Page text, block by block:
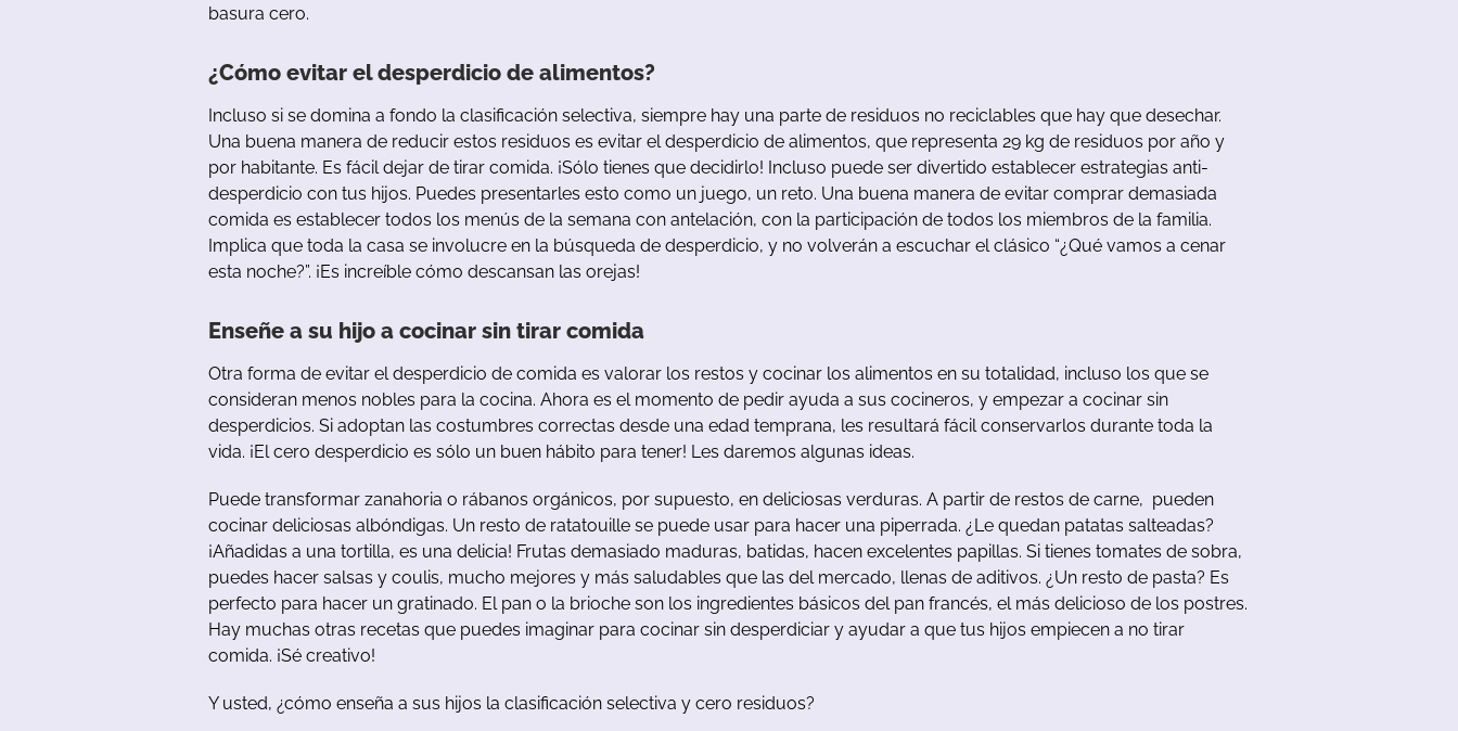
basura cero.
¿Cómo evitar el desperdicio de alimentos?
Incluso si se domina a fondo la clasificación selectiva, siempre hay una parte de residuos no reciclables que hay que desechar.
Una buena manera de reducir estos residuos es evitar el desperdicio de alimentos, que representa 29 kg de residuos por año y
por habitante. Es fácil dejar de tirar comida. ¡Sólo tienes que decidirlo! Incluso puede ser divertido establecer estrategias anti-
desperdicio con tus hijos. Puedes presentarles esto como un juego, un reto. Una buena manera de evitar comprar demasiada
comida es establecer todos los menús de la semana con antelación, con la participación de todos los miembros de la familia.
Implica que toda la casa se involucre en la búsqueda de desperdicio, y no volverán a escuchar el clásico “¿Qué vamos a cenar
esta noche?”. ¡Es increíble cómo descansan las orejas!
Enseñe a su hijo a cocinar sin tirar comida
Otra forma de evitar el desperdicio de comida es valorar los restos y cocinar los alimentos en su totalidad, incluso los que se
consideran menos nobles para la cocina. Ahora es el momento de pedir ayuda a sus cocineros, y empezar a cocinar sin
desperdicios. Si adoptan las costumbres correctas desde una edad temprana, les resultará fácil conservarlos durante toda la
vida. ¡El cero desperdicio es sólo un buen hábito para tener! Les daremos algunas ideas.
Puede transformar zanahoria o rábanos orgánicos, por supuesto, en deliciosas verduras. A partir de restos de carne, pueden
cocinar deliciosas albóndigas. Un resto de ratatouille se puede usar para hacer una piperrada. ¿Le quedan patatas salteadas?
¡Añadidas a una tortilla, es una delicia! Frutas demasiado maduras, batidas, hacen excelentes papillas. Si tienes tomates de sobra,
puedes hacer salsas y coulis, mucho mejores y más saludables que las del mercado, llenas de aditivos. ¿Un resto de pasta? Es
perfecto para hacer un gratinado. El pan o la brioche son los ingredientes básicos del pan francés, el más delicioso de los postres.
Hay muchas otras recetas que puedes imaginar para cocinar sin desperdiciar y ayudar a que tus hijos empiecen a no tirar
comida. ¡Sé creativo!
Yusted, ¿cómo enseña a sus hijos la clasificación selectiva y cero residuos?